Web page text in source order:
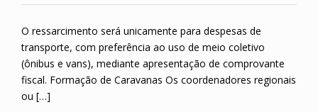
O ressarcimento será unicamente para despesas de
transporte, com preferência ao uso de meio coletivo
(ônibus e vans), mediante apresentação de comprovante
fiscal. Formação de Caravanas Os coordenadores regionais
ou […]